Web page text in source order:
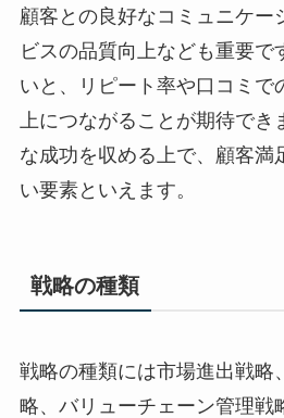
顧客との良好なコミュニケー
ビスの品質向上なども重要で
いと、リピート率や口コミで
上につながることが期待で
な成功を収める上で、顧客満
い要素といえます。
戦略の種類
戦略の種類には市場進出戦略
略、バリューチェーン管理戦